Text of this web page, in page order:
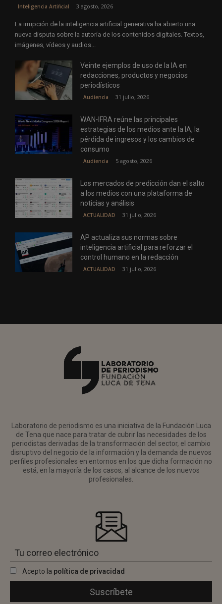
Inteligencia Artificial 3 agosto, 2026
La irrupción de la inteligencia artificial generativa ha abierto una
nueva disputa sobre la autoría de los contenidos digitales. Textos,
imágenes, vídeos y audios...
Veinte ejemplos de uso de la IA en
redacciones, productos y negocios
periodísticos
Audiencia 31 julio, 2026
WAN-IFRA reúne las principales
estrategias de los medios ante la IA, la
pérdida de ingresos y los cambios de
consumo
Audiencia 5 agosto, 2026
Los mercados de predicción dan el salto
a los medios con una plataforma de
noticias y análisis
ACTUALIDAD 31 julio, 2026
AP actualiza sus normas sobre
inteligencia artificial para reforzar el
control humano en la redacción
ACTUALIDAD 31 julio, 2026
Laboratorio de periodismo es una iniciativa de la Fundación Luca
de Tena que nace para tratar de cubrir las necesidades de los
periodistas derivadas de la transformación del sector, el cambio
disruptivo del negocio de la información y la demanda de nuevos
perfiles profesionales en entornos en los que dicha formación no
está, en la mayoría de los casos, al alcance de los nuevos
profesionales.
Acepto la política de privacidad